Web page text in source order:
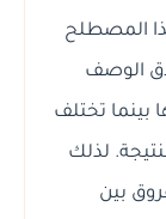
المصطلح
الوصف
بينما تختلف
لذلك
بين